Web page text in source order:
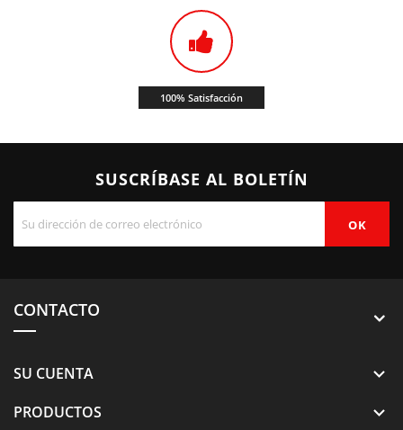
100% Satisfacción
SUSCRÍBASE AL BOLETÍN
CONTACTO
SU CUENTA 
PRODUCTOS 